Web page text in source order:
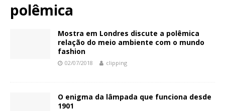
polêmica
Mostra em Londres discute a polêmica
relação do meio ambiente com o mundo
fashion
02/07/2018 clipping
O enigma da lâmpada que funciona desde
1901